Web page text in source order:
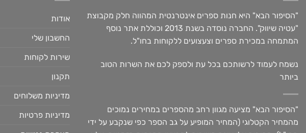
"הסיפור הבא" היא חנות ספרים אינטרנטית המהווה חלק מקבוצת
"עטיה שיווק". החברה נוסדה בשנת 2013 וכוללת אתר נוסף
המתמחה במכירת ספרים וצעצועים ללקוחות בחו"ל.
נשמח לעמוד לרשותכם בכל עת ולספק לכם את השרות הטוב
ביותר
"הסיפור הבא" מציעה מגוון רחב מהספרים במחירים נמוכים
מהמחיר הקטלוגי (המחיר המופיע על גב הספר כפי שנקבע על ידי
אודות
החשבון שלי
שירות לקוחות
תקנון
מדיניות משלוחים
מדיניות פרטיות